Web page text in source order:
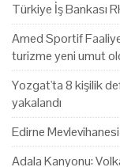
Türkiye İş Bankası
Amed Sportif
turizme yeni umut
Yozgat'ta 8 kişilik
yakalandı
Edirne
Adala Kanyonu: